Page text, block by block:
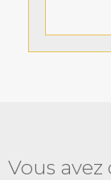
Vous avez